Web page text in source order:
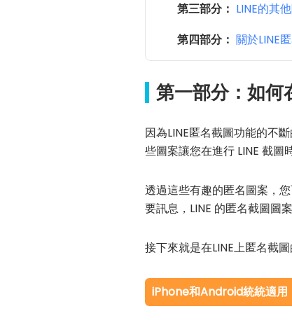
第三部分： LINE的其
第四部分： 關於LINE
第一部分：如何
因為LINE匿名截圖功能的不
些圖案讓您在進行 LINE 截圖
透過這些有趣的匿名圖案，
要訊息，LINE 的匿名截圖圖
接下來就是在LINE上匿名截圖
iPhone和Android統統適用